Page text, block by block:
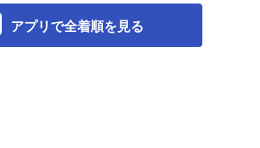
アプリで全着順を見る